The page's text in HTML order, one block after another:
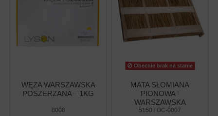
WĘZA WARSZAWSKA
POSZERZANA – 1KG
8008
Obecnie brak na stanie
MATA SŁOMIANA
PIONOWA -
WARSZAWSKA
POSZERZANA
5150 / OC-0007